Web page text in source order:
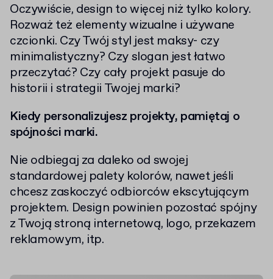
Oczywiście, design to więcej niż tylko kolory.
Rozważ też elementy wizualne i używane
czcionki. Czy Twój styl jest maksy- czy
minimalistyczny? Czy slogan jest łatwo
przeczytać? Czy cały projekt pasuje do
historii i strategii Twojej marki?
Kiedy personalizujesz projekty, pamiętaj o
spójności marki.
Nie odbiegaj za daleko od swojej
standardowej palety kolorów, nawet jeśli
chcesz zaskoczyć odbiorców ekscytującym
projektem. Design powinien pozostać spójny
z Twoją stroną internetową, logo, przekazem
reklamowym, itp.